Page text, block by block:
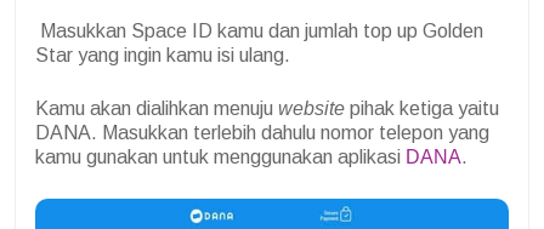
Masukkan Space ID kamu dan jumlah top up Golden
Star yang ingin kamu isi ulang.
Kamu akan dialihkan menuju website pihak ketiga yaitu
DANA. Masukkan terlebih dahulu nomor telepon yang
kamu gunakan untuk menggunakan aplikasi DANA.